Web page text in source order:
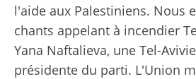
l'aide aux Palestiniens. Nous
chants appelant à incendier
Yana Naftalieva, une Tel-
présidente du parti. L'Union